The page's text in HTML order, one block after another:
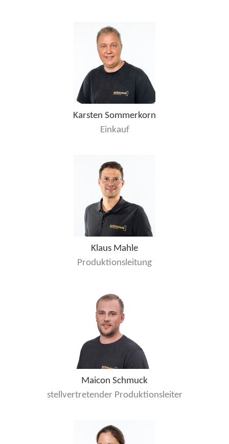
Karsten Sommerkorn
Einkauf
Klaus Mahle
Produktionsleitung
Maicon Schmuck
stellvertretender Produktionsleiter